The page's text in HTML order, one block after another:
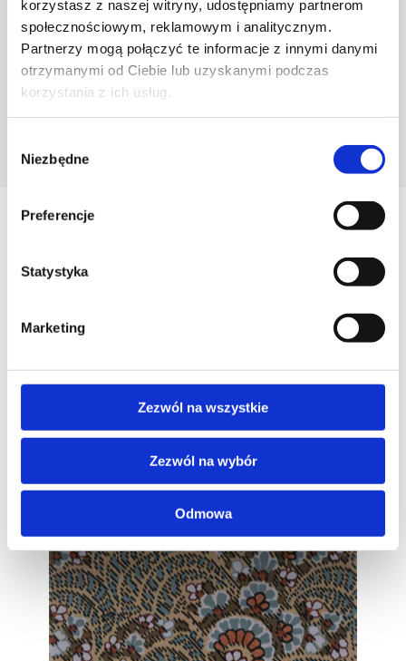
korzystasz z naszej witryny, udostępniamy partnerom
społecznościowym, reklamowym i analitycznym.
Partnerzy mogą połączyć te informacje z innymi danymi
otrzymanymi od Ciebie lub uzyskanymi podczas
korzystania z ich usług.
zgody
Niezbędne
Preferencje
Statystyka
Marketing
Zezwól na wszystkie
Zezwól na wybór
Odmowa